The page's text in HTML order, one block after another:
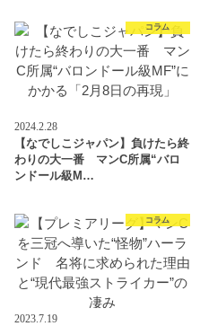
コラム
2024.2.28
【なでしこジャパン】負けたら終
わりの大一番 マンC所属“バロ
ンドール級M…
コラム
2023.7.19